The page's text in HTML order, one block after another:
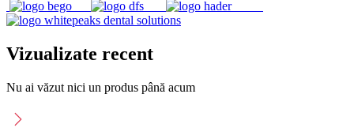
Vizualizate recent
Nu ai văzut nici un produs până acum